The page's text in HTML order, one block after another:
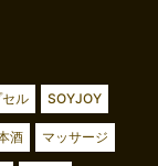
ル SOYJOY
酒 マッサージ